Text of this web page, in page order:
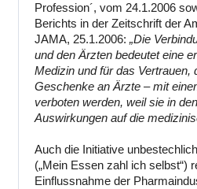
Profession´, vom 24.1.2006
Berichts in der Zeitschrift der
JAMA, 25.1.2006: „Die
und den Ärzten bedeutet eine
Medizin und für das Vertrauen,
Geschenke an Ärzte – mit
verboten werden, weil sie in
Auswirkungen auf die
Auch die Initiative
(„Mein Essen zahl ich selbst“)
Einflussnahme der